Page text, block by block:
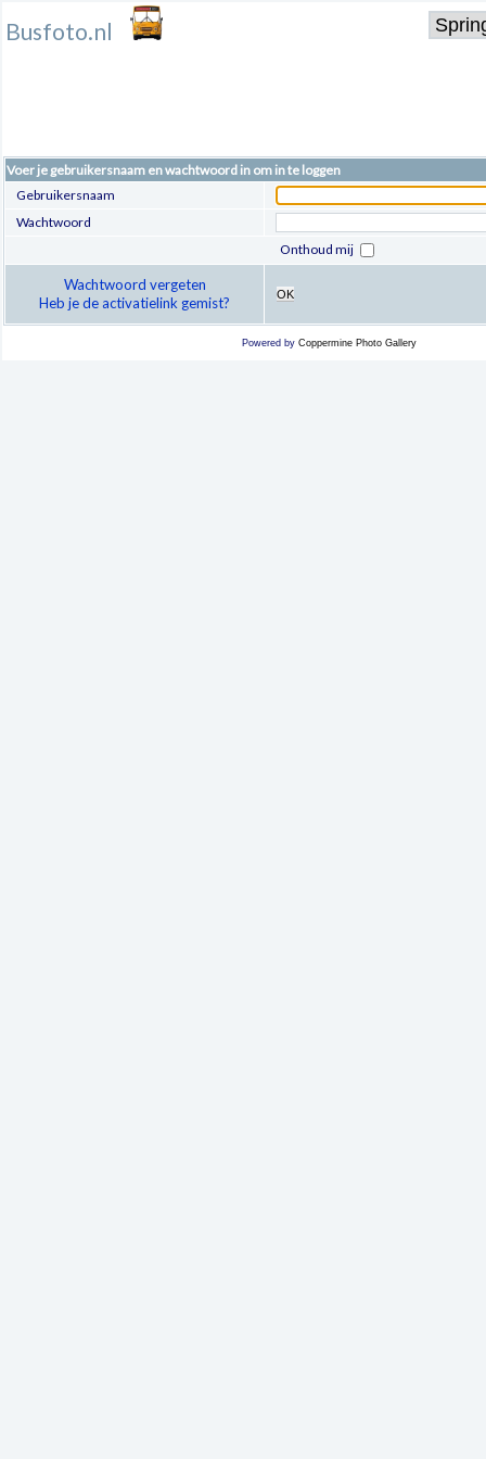
Busfoto.nl
Voer je gebruikersnaam en wachtwoord in om in te loggen
Gebruikersnaam
Wachtwoord
Onthoud mij
Wachtwoord vergeten
Heb je de activatielink gemist?
OK
Powered by Coppermine Photo Gallery